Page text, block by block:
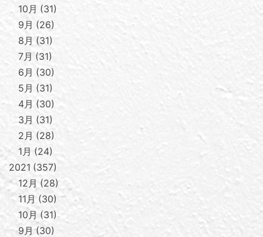
10月
31
9月
26
8月
31
7月
31
6月
30
5月
31
4月
30
3月
31
2月
28
1月
24
2021 357
12月
28
11月 30
10月
31
9月
30